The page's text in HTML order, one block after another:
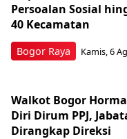
Bogor Raya
Persoalan Sosial
40 Kecamatan
Kamis, 6
Walkot Bogor
Diri Dirum PPJ,
Dirangkap Direksi